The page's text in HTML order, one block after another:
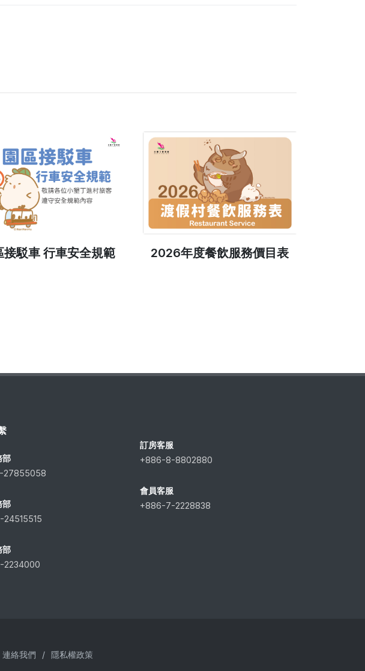
接駁車 行車安全規範
2026年度餐飲服務價目表
部
27855058
部
部
2234000
訂房客服
+886-8-8802880
會員客服
+886-7-2228838
連絡我們 / 隱私權政策